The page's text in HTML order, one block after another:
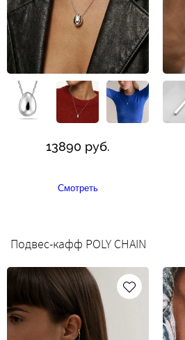
13890 руб.
Смотреть
Подвес-кафф POLY CHAIN